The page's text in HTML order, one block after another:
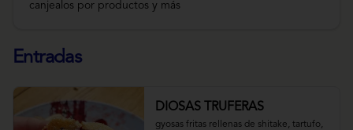
canjealos por productos y más
Entradas
DIOSAS TRUFERAS
gyosas fritas rellenas de shitake, tartufo,